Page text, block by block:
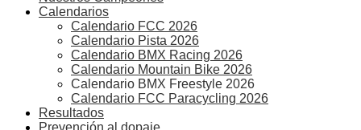
Calendarios
Calendario FCC 2026
Calendario Pista 2026
Calendario BMX Racing 2026
Calendario Mountain Bike 2026
Calendario BMX Freestyle 2026
Calendario FCC Paracycling 2026
Resultados
Prevención al dopaje